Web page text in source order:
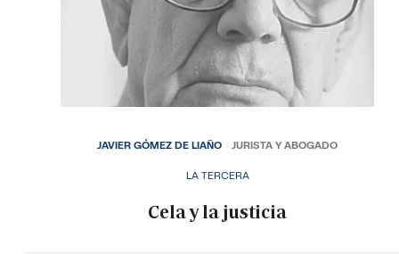
LA TERCERA
Cela y la justicia
JAVIER GÓMEZ DE LIAÑO JURISTA Y ABOGADO